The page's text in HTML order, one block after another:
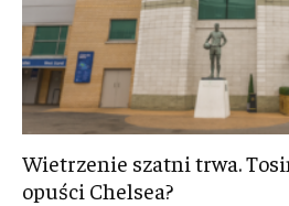
Wietrzenie szatni trwa.
opuści Chelsea?